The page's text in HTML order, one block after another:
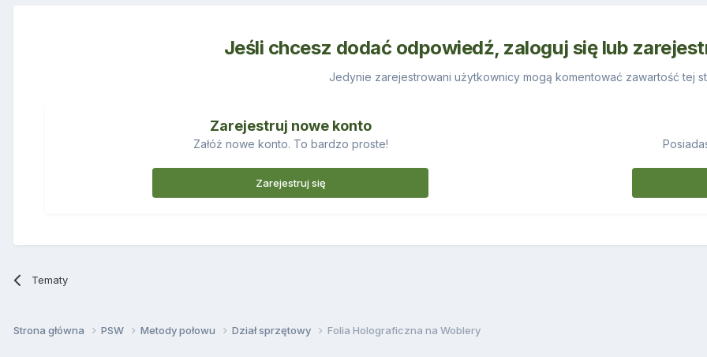
Jeśli chcesz dodać odpowiedź, zaloguj się lub
Jedynie zarejestrowani użytkownicy mogą komentować zawartość tej
Zarejestruj nowe konto
Załóż nowe konto. To bardzo proste!
Zarejestruj się
Tematy
Strona główna PSW Metody połowu Dział sprzętowy Folia Holograficzna na Woblery